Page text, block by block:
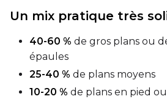
Un mix pratique très
40-60 % de gros plans ou
épaules
25-40 % de plans moyens
10-20 % de plans en pied